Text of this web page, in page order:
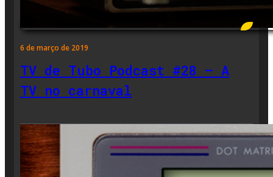
6 de março de 2019
TV de Tubo Podcast #28 – A
TV no carnaval